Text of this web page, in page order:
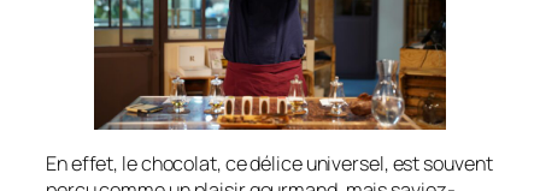
En effet, le chocolat, ce délice universel, est souvent